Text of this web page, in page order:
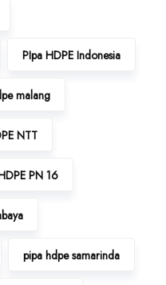
PIpa HDPE Indonesia
malang
NTT
PN 16
pipa hdpe samarinda